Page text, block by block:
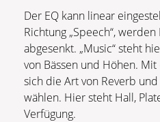
Der EQ kann linear
Richtung „Speech“,
abgesenkt. „Music“ steht
von Bässen und Höhen.
sich die Art von Reverb
wählen. Hier steht Hall,
Verfügung.